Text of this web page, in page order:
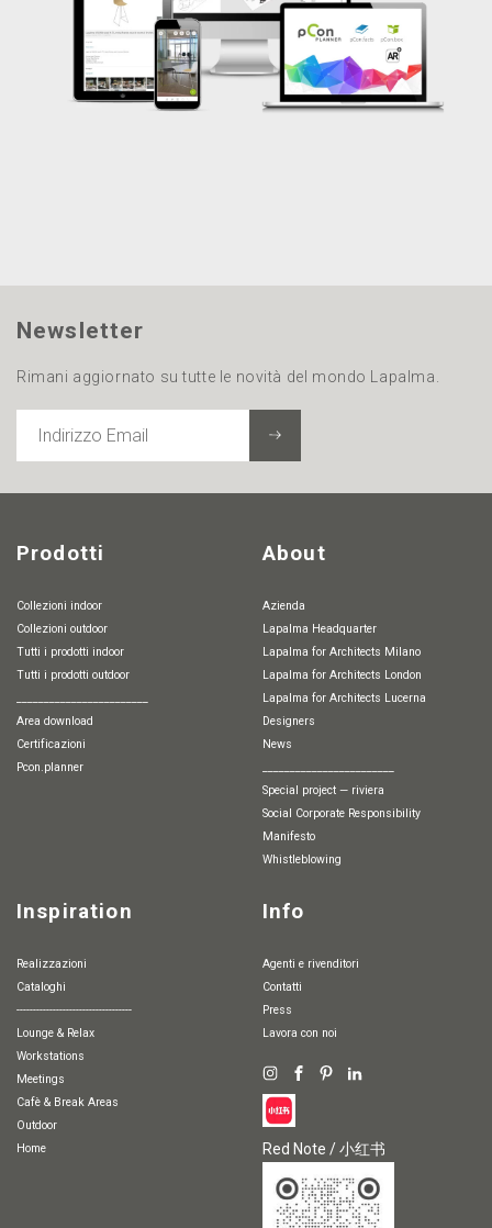
Newsletter
Rimani aggiornato su tutte le novità del mondo Lapalma.
EMAIL
Prodotti
Collezioni indoor
Collezioni outdoor
Tutti i prodotti indoor
Tutti i prodotti outdoor
Area download
Certificazioni
pcon.planner
About
Azienda
Lapalma Headquarter
Lapalma for Architects Milano
Lapalma for Architects London
Lapalma for Architects Lucerna
Designers
News
special project — riviera
Social Corporate Responsibility
Manifesto
whistleblowing
Inspiration
Realizzazioni
Cataloghi
-----------------------------------
Lounge & Relax
Workstations
Meetings
Cafè & Break Areas
Outdoor
Home
Info
Agenti e rivenditori
Contatti
Press
Lavora con noi
Red Note / 小红书